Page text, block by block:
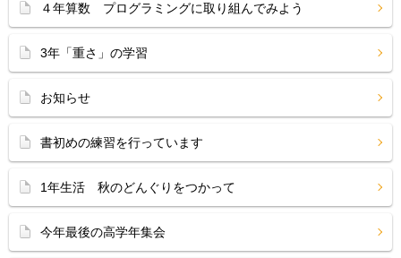
４年算数 プログラミングに取り組んでみよう
3年「重さ」の学習
お知らせ
書初めの練習を行っています
1年生活 秋のどんぐりをつかって
今年最後の高学年集会